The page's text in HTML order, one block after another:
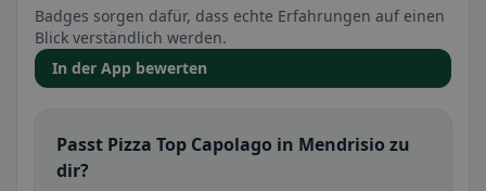
Badges sorgen dafür, dass echte Erfahrungen auf einen
Blick verständlich werden.
In der App bewerten
Passt Pizza Top Capolago in Mendrisio zu
dir?